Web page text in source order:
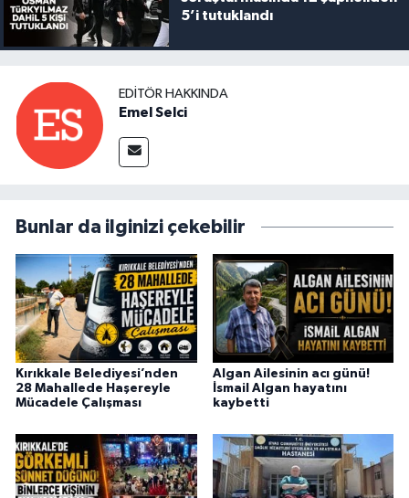
5’i tutuklandı
EDITÖR HAKKINDA
Emel Selci
Bunlar da ilginizi çekebilir
Kırıkkale Belediyesi’nden
28 Mahallede Haşereyle
Mücadele Çalışması
Algan Ailesinin acı günü!
İsmail Algan hayatını
kaybetti